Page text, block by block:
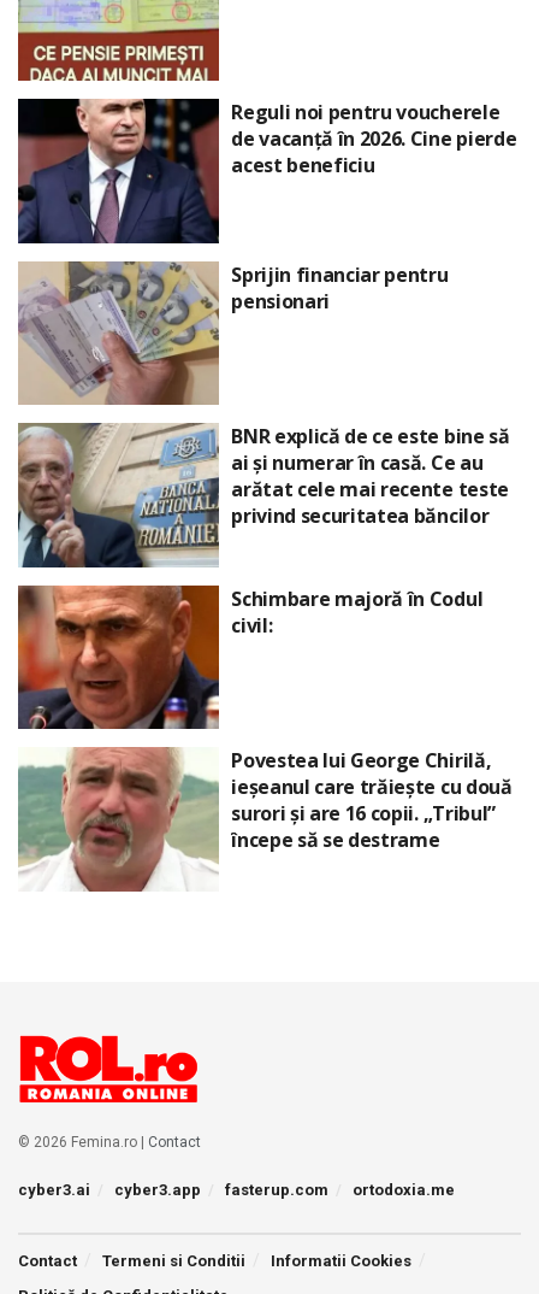
Reguli noi pentru voucherele
de vacanță în 2026. Cine pierde
acest beneficiu
Sprijin financiar pentru
pensionari
BNR explică de ce este bine să
ai și numerar în casă. Ce au
arătat cele mai recente teste
privind securitatea băncilor
Schimbare majoră în Codul
civil:
Povestea lui George Chirilă,
ieșeanul care trăiește cu două
surori și are 16 copii. „Tribul”
începe să se destrame
© 2026 Femina.ro | Contact
cyber3.ai cyber3.app fasterup.com ortodoxia.me
Contact Termeni si Conditii
Informatii Cookies